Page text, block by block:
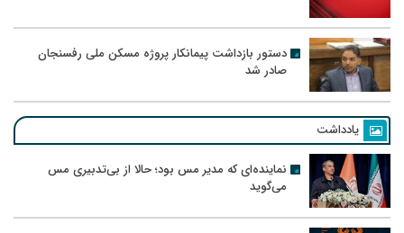
دستور بازداشت پیمانکار پروژه مسکن ملی رفسنجان
صادر شد
یادداشت
نماینده‌ای که مدیر مس بود؛ حالا از بی‌تدبیری مس
می‌گوید